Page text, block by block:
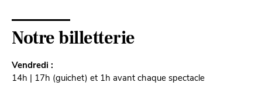
Notre billetterie
Vendredi :
14h | 17h (guichet) et 1h avant chaque spectacle